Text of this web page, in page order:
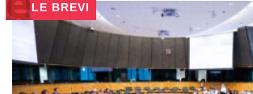
LE BREVI